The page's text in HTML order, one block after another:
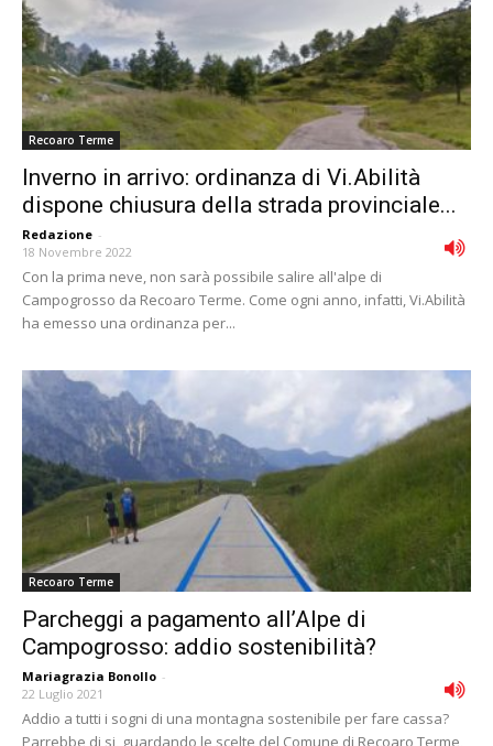
Recoaro Terme
Inverno in arrivo: ordinanza di Vi.Abilità
dispone chiusura della strada provinciale...
Redazione -
18 Novembre 2022
Con la prima neve, non sarà possibile salire all'alpe di
Campogrosso da Recoaro Terme. Come ogni anno, infatti, Vi.Abilità
ha emesso una ordinanza per...
Recoaro Terme
Parcheggi a pagamento all’Alpe di
Campogrosso: addio sostenibilità?
Mariagrazia Bonollo -
22 Luglio 2021
Addio a tutti i sogni di una montagna sostenibile per fare cassa?